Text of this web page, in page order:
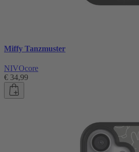
Miffy Tanzmuster
NIVOcore
€ 34,99